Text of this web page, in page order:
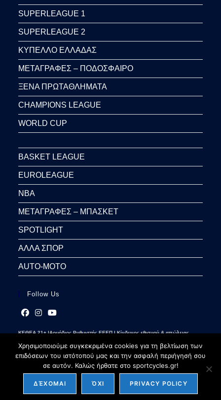
SUPERLEAGUE 1
SUPERLEAGUE 2
ΚΥΠΕΛΛΟ ΕΛΛΑΔΑΣ
ΜΕΤΑΓΡΑΦΕΣ – ΠΟΔΟΣΦΑΙΡΟ
ΞΕΝΑ ΠΡΩΤΑΘΛΗΜΑΤΑ
CHAMPIONS LEAGUE
WORLD CUP
BASKET LEAGUE
EUROLEAGUE
NBA
ΜΕΤΑΓΡΑΦΕΣ – ΜΠΑΣΚΕΤ
SPOTLIGHT
ΑΛΛΑ ΣΠΟΡ
AUTO-MOTO
Follow Us
in
a
new
in
a
new
tab
in
a
new
tab
ΚΕΘΕΑ 21+ |Αρμόδιος Ρυθμιστής ΕΕΕΠ | Κίνδυνος εθισμού & απώλειας
Copyright 2026 - sportcycles.gr
Χρησιμοποιούμε συγκεκριμένα cookies για τη βελτίωση των
επιδόσεων του ιστότοπού μας και την ασφαλή περιήγησή σου
σε αυτόν. Καλώς ήρθατε στο sportcycles.gr!
ΔΈΧΟΜΑΙ ΌΧΙ PRIVACY POLICY